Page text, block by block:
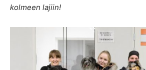
kolmeen lajiin!